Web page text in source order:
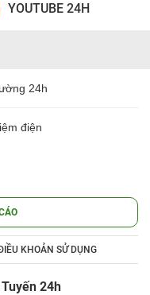
YOUTUBE 24H
24h
điện
KHOẢN SỬ DỤNG
24h